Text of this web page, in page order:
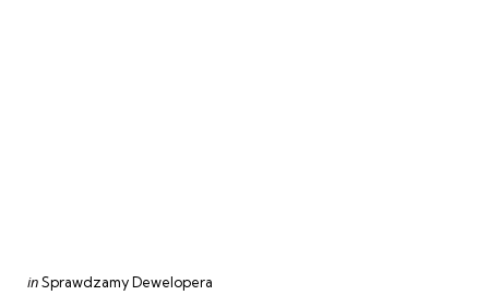
Categories
Posted
inSprawdzamy Dewelopera